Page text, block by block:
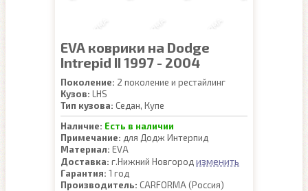
EVA коврики на Dodge
Intrepid II 1997 - 2004
Поколение: 2 поколение и рестайлинг
Кузов: LHS
Тип кузова: Седан, Купе
Наличие: Есть в наличии
Примечание: для Додж Интерпид
Материал: EVA
Доставка: г.Нижний Новгород изменить
Гарантия: 1 год
Производитель: CARFORMA (Россия)